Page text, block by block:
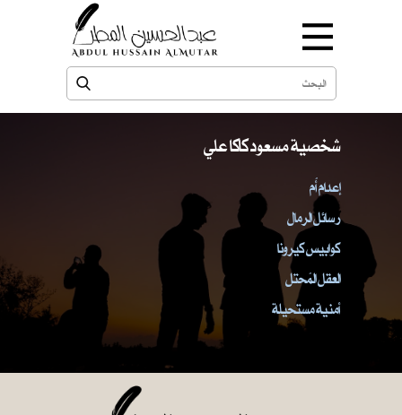
شخصية مسعود كاكا علي
إعدام أُم
رسائل الرمال
كوابيس كيرونا
العقل المُحتل
أمنية مستحيلة